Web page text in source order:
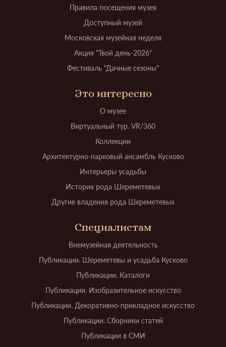
Правила посещения музея
Доступный музей
Московская музейная неделя
Акция "Твой день-2026"
Фестиваль "Дачные сезоны"
Это интересно
О музее
Виртуальный тур. VR/360
Коллекции
Архитектурно-парковый ансамбль Кусково
Интерьеры усадьбы
История рода Шереметевых
Другие владения рода Шереметевых
Специалистам
Внемузейная деятельность
Публикации. Шереметевы и усадьба Кусково
Публикации. Каталоги
Публикации. Изобразительное искусство
Публикации. Декоративно-прикладное искусство
Публикации. Сборники статей
Публикации в СМИ